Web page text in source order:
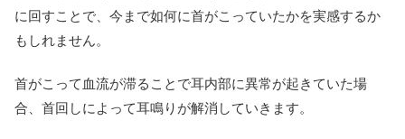
に回すことで、今まで如何に首がこっていたかを実感するか
もしれません。
首がこって血流が滞ることで耳内部に異常が起きていた場
合、首回しによって耳鳴りが解消していきます。